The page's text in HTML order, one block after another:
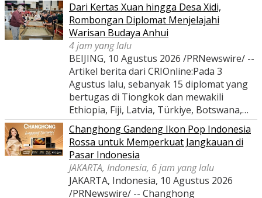
Dari Kertas Xuan hingga Desa Xidi,
Rombongan Diplomat Menjelajahi
Warisan Budaya Anhui
4 jam yang lalu
BEIJING, 10 Agustus 2026 /PRNewswire/ --
Artikel berita dari CRIOnline:Pada 3
Agustus lalu, sebanyak 15 diplomat yang
bertugas di Tiongkok dan mewakili
Ethiopia, Fiji, Latvia, Türkiye, Botswana,…
Changhong Gandeng Ikon Pop Indonesia
Rossa untuk Memperkuat Jangkauan di
Pasar Indonesia
JAKARTA, Indonesia, 6 jam yang lalu
JAKARTA, Indonesia, 10 Agustus 2026
/PRNewswire/ -- Changhong